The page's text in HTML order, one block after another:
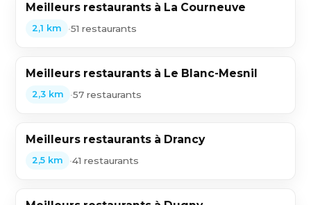
Meilleurs restaurants à La Courneuve
2,1 km •51 restaurants
Meilleurs restaurants à Le Blanc-Mesnil
2,3 km •57 restaurants
Meilleurs restaurants à Drancy
2,5 km •41 restaurants